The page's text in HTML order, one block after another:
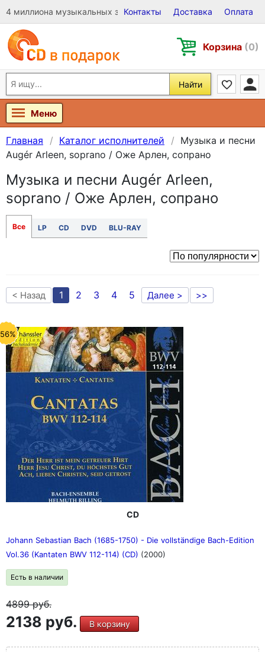
4 миллиона музыкальных записей на Виниле, CD и DVD
Контакты Доставка Оплата
Корзина (0)
Найти
Меню
Главная Каталог исполнителей
Музыка и песни
Augér Arleen, soprano / Оже Арлен, сопрано
Музыка и песни Augér Arleen,
soprano / Оже Арлен, сопрано
Все LP CD DVD BLU-RAY
< Назад 1 2 3 4 5 Далее > >>
CD
Johann Sebastian Bach (1685-1750) - Die vollständige Bach-Edition
Vol.36 (Kantaten BWV 112-114) (CD) (2000)
Есть в наличии
4899руб.
2138 руб. В корзину